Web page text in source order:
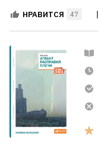
Экранизации
Коллекции
НРАВИТСЯ 47